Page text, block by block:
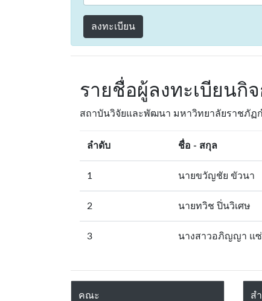
ลงทะเบียน
รายชื่อผู้ลงทะเบียนกิ
สถาบันวิจัยและพัฒนา มหาวิทยาลัยราชภัฏ
ลำดับ ชื่อ - สกุล
1 นายขวัญชัย ขัวนา
2 นายทวิช ปิ่นวิเศษ
3 นางสาวอภิญญา แซ่
คณะ ส